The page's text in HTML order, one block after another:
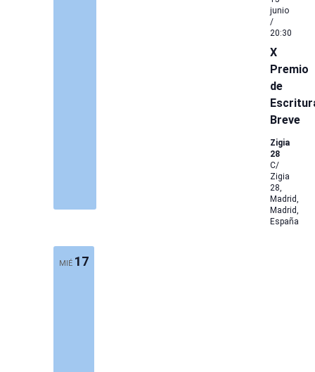
X
Premio
de
Breve
junio
/
20:30
Zigia
28
C/
Zigia
28,
Madrid,
Madrid,
España
MIÉ 17